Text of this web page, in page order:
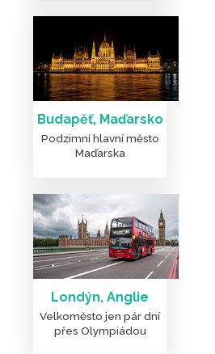
Budapěť, Maďarsko
Podzimní hlavní město
Maďarska
Londýn, Anglie
Velkoměsto jen pár dní
přes Olympiádou